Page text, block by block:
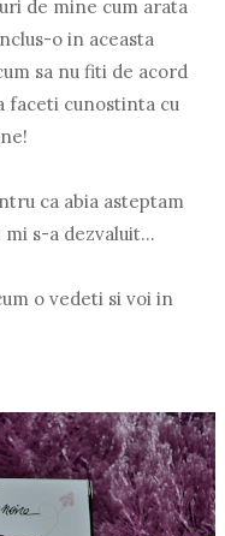
de mine cum arata
o in aceasta
sa nu fiti de acord
faceti cunostinta cu
ca abia asteptam
mi s-a dezvaluit…
o vedeti si voi in